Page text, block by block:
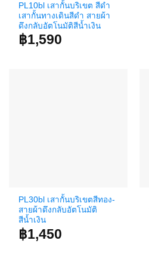
PL10bl เสากั้นบริเขต สีดำ
เสากั้นทางเดินสีดำ สายผ้า
ดึงกลับอัตโนมัติสีน้ำเงิน
฿1,590
PL30bl เสากั้นบริเขตสีทอง-
สายผ้าดึงกลับอัตโนมัติ
สีน้ำเงิน
฿1,450